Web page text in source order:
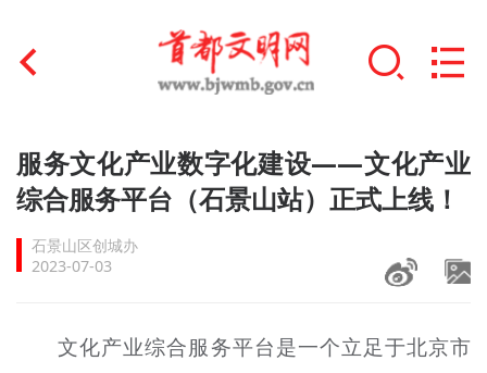
首页
文明创建
+
文明实践
未成年人思想道德建设
服务文化产业数字化建设——文化产业
综合服务平台（石景山站）正式上线！
石景山区创城办
2023-07-03
文化产业综合服务平台是一个立足于北京市